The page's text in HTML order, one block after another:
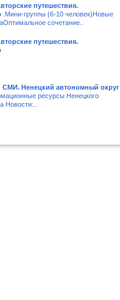
путешествия.
.Мини-группы (6-10 человек)Новые
сочетание..
путешествия.
СМИ. Ненецкий автономный округ
ресурсы Ненецкого
Новости:..